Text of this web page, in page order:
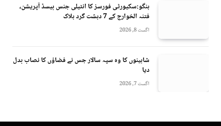
ہنگو:سکیورٹی فورسز کا انٹیلی جنس بیسڈ آپریشن،
فتنہ الخوارج کے 7 دہشت گرد ہلاک
اگست 8, 2026
شاہینوں کا وہ سپہ سالار جس نے فضاؤں کا نصاب بدل
دیا
اگست 7, 2026